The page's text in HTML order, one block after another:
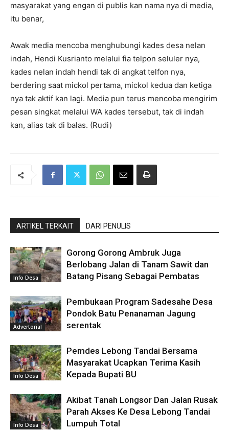
masyarakat yang engan di publis kan nama nya di media,
itu benar,
Awak media mencoba menghubungi kades desa nelan
indah, Hendi Kusrianto melalui fia telpon seluler nya,
kades nelan indah hendi tak di angkat telfon nya,
berdering saat mickol pertama, mickol kedua dan ketiga
nya tak aktif kan lagi. Media pun terus mencoba mengirim
pesan singkat melalui WA kades tersebut, tak di indah
kan, alias tak di balas. (Rudi)
ARTIKEL TERKAIT DARI PENULIS
Info Desa
Gorong Gorong Ambruk Juga
Berlobang Jalan di Tanam Sawit dan
Batang Pisang Sebagai Pembatas
Advertorial
Pembukaan Program Sadesahe Desa
Pondok Batu Penanaman Jagung
serentak
Info Desa
Pemdes Lebong Tandai Bersama
Masyarakat Ucapkan Terima Kasih
Kepada Bupati BU
Info Desa
Akibat Tanah Longsor Dan Jalan Rusak
Parah Akses Ke Desa Lebong Tandai
Lumpuh Total